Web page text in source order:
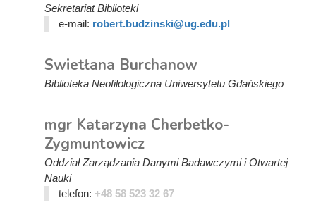
Sekretariat Biblioteki
e-mail: robert.budzinski@ug.edu.pl
Swietłana Burchanow
Biblioteka Neofilologiczna Uniwersytetu Gdańskiego
mgr Katarzyna Cherbetko-
Zygmuntowicz
Oddział Zarządzania Danymi Badawczymi i Otwartej
Nauki
telefon: +48 58 523 32 67